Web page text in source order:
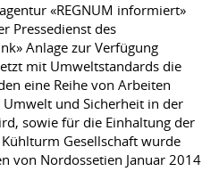
«REGNUM informiert»
Pressedienst des
Anlage zur Verfügung
mit Umweltstandards die
eine Reihe von Arbeiten
und Sicherheit in der
sowie für die Einhaltung der
Gesellschaft wurde
von Nordossetien Januar 2014